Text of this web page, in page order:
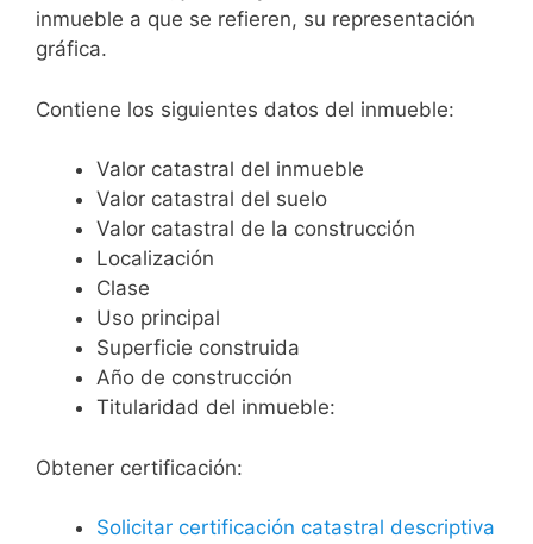
inmueble a que se refieren, su representación
gráfica.
Contiene los siguientes datos del inmueble:
Valor catastral del inmueble
Valor catastral del suelo
Valor catastral de la construcción
Localización
Clase
Uso principal
Superficie construida
Año de construcción
Titularidad del inmueble:
Obtener certificación:
Solicitar certificación catastral descriptiva